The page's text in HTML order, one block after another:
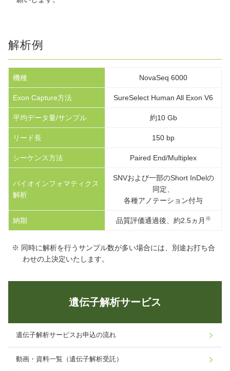
解析例
機種 NovaSeq 6000
Exon Capture方法 SureSelect Human All Exon V6
平均データ量/サンプル 約10 Gb
リード長 150 bp
シーケンス方法 Paired End/Multiplex
バイオインフォマティクス
解析
SNVおよび一部のShort InDelの
同定、
各種アノテーション付与
納期 品質評価通過後、約2.5ヵ月 ※
※ 同時に解析を行うサンプル数が多い場合には、別途お打ち合
わせの上決定いたします。
遺伝子解析サービス
遺伝子解析サービスお申込の流れ
動画・資料一覧（遺伝子解析受託）